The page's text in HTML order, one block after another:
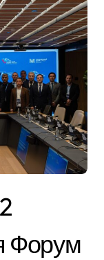
Форум